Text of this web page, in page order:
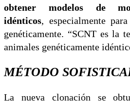
obtener modelos de
idénticos, especialmente
genéticamente. “SCNT es la
animales genéticamente
MÉTODO
La nueva clonación se